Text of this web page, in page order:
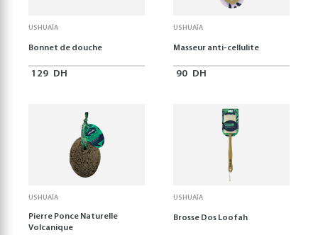
USHUAÏA
Bonnet de douche
129 DH
USHUAÏA
Masseur anti-cellulite
90 DH
USHUAÏA
Pierre Ponce Naturelle
Volcanique
USHUAÏA
Brosse Dos Loofah